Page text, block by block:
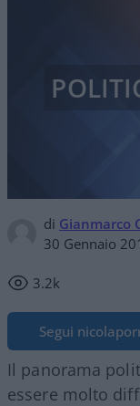
di Gianmarco
30 Gennaio
3.2k
Segui
Il panorama
essere molto